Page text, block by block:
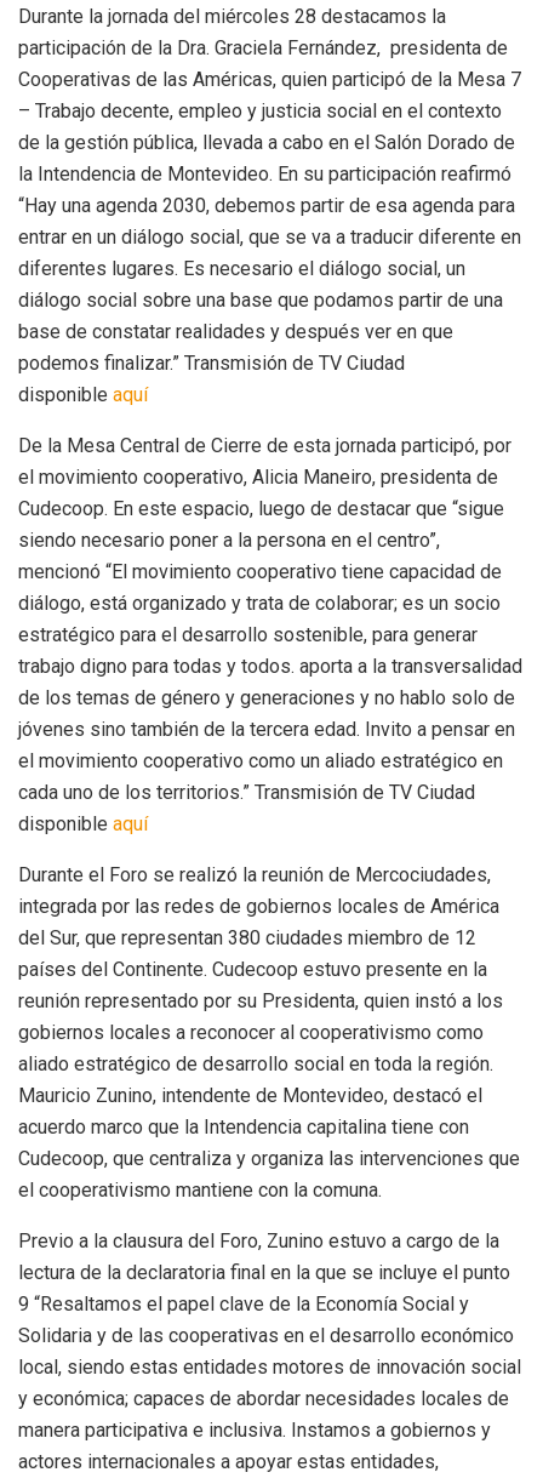
Durante la jornada del miércoles 28 destacamos la
participación de la Dra. Graciela Fernández, presidenta de
Cooperativas de las Américas, quien participó de la Mesa 7
– Trabajo decente, empleo y justicia social en el contexto
de la gestión pública, llevada a cabo en el Salón Dorado de
la Intendencia de Montevideo. En su participación reafirmó
“Hay una agenda 2030, debemos partir de esa agenda para
entrar en un diálogo social, que se va a traducir diferente en
diferentes lugares. Es necesario el diálogo social, un
diálogo social sobre una base que podamos partir de una
base de constatar realidades y después ver en que
podemos finalizar.” Transmisión de TV Ciudad
disponible aquí
De la Mesa Central de Cierre de esta jornada participó, por
el movimiento cooperativo, Alicia Maneiro, presidenta de
Cudecoop. En este espacio, luego de destacar que “sigue
siendo necesario poner a la persona en el centro”,
mencionó “El movimiento cooperativo tiene capacidad de
diálogo, está organizado y trata de colaborar; es un socio
estratégico para el desarrollo sostenible, para generar
trabajo digno para todas y todos. aporta a la transversalidad
de los temas de género y generaciones y no hablo solo de
jóvenes sino también de la tercera edad. Invito a pensar en
el movimiento cooperativo como un aliado estratégico en
cada uno de los territorios.” Transmisión de TV Ciudad
disponible aquí
Durante el Foro se realizó la reunión de Mercociudades,
integrada por las redes de gobiernos locales de América
del Sur, que representan 380 ciudades miembro de 12
países del Continente. Cudecoop estuvo presente en la
reunión representado por su Presidenta, quien instó a los
gobiernos locales a reconocer al cooperativismo como
aliado estratégico de desarrollo social en toda la región.
Mauricio Zunino, intendente de Montevideo, destacó el
acuerdo marco que la Intendencia capitalina tiene con
Cudecoop, que centraliza y organiza las intervenciones que
el cooperativismo mantiene con la comuna.
Previo a la clausura del Foro, Zunino estuvo a cargo de la
lectura de la declaratoria final en la que se incluye el punto
9 “Resaltamos el papel clave de la Economía Social y
Solidaria y de las cooperativas en el desarrollo económico
local, siendo estas entidades motores de innovación social
y económica; capaces de abordar necesidades locales de
manera participativa e inclusiva. Instamos a gobiernos y
actores internacionales a apoyar estas entidades,